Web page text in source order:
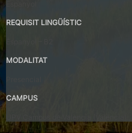
REQUISIT LINGÜÍSTIC
MODALITAT
CAMPUS